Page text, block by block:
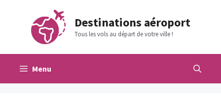
contenu
Destinations aéroport
Tous les vols au départ de votre ville !
Menu